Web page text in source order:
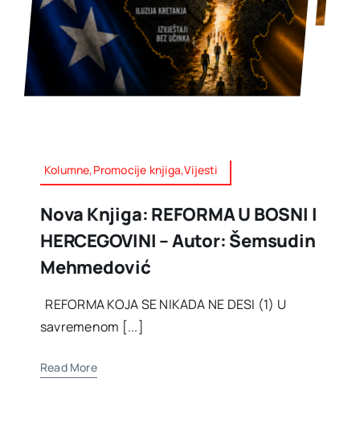
Kolumne,Promocije knjiga,Vijesti
Nova Knjiga: REFORMA U BOSNI I
HERCEGOVINI – Autor: Šemsudin
Mehmedović
REFORMA KOJA SE NIKADA NE DESI (1) U
savremenom [...]
Read More